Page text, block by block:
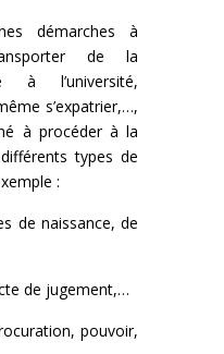
démarches à
de la
à l’université,
s’expatrier,…,
à procéder à la
types de
:
de naissance, de
de jugement,…
pouvoir,